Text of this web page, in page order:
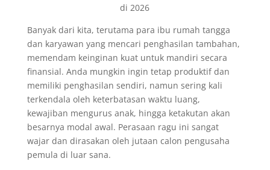
di 2026
Banyak dari kita, terutama para ibu rumah tangga
dan karyawan yang mencari penghasilan tambahan,
memendam keinginan kuat untuk mandiri secara
finansial. Anda mungkin ingin tetap produktif dan
memiliki penghasilan sendiri, namun sering kali
terkendala oleh keterbatasan waktu luang,
kewajiban mengurus anak, hingga ketakutan akan
besarnya modal awal. Perasaan ragu ini sangat
wajar dan dirasakan oleh jutaan calon pengusaha
pemula di luar sana.